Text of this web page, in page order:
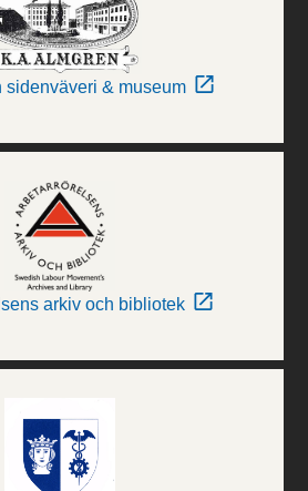
sidenväveri & museum
arkiv och bibliotek